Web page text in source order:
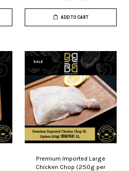
ADD TO CART
SALE
Premium Imported Large
Chicken Chop (250g per